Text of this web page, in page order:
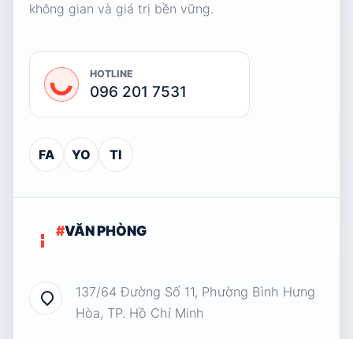
không gian và giá trị bền vững.
HOTLINE
096 201 7531
FA YO TI
#VĂN PHÒNG
137/64 Đường Số 11, Phường Bình Hưng
Hòa, TP. Hồ Chí Minh